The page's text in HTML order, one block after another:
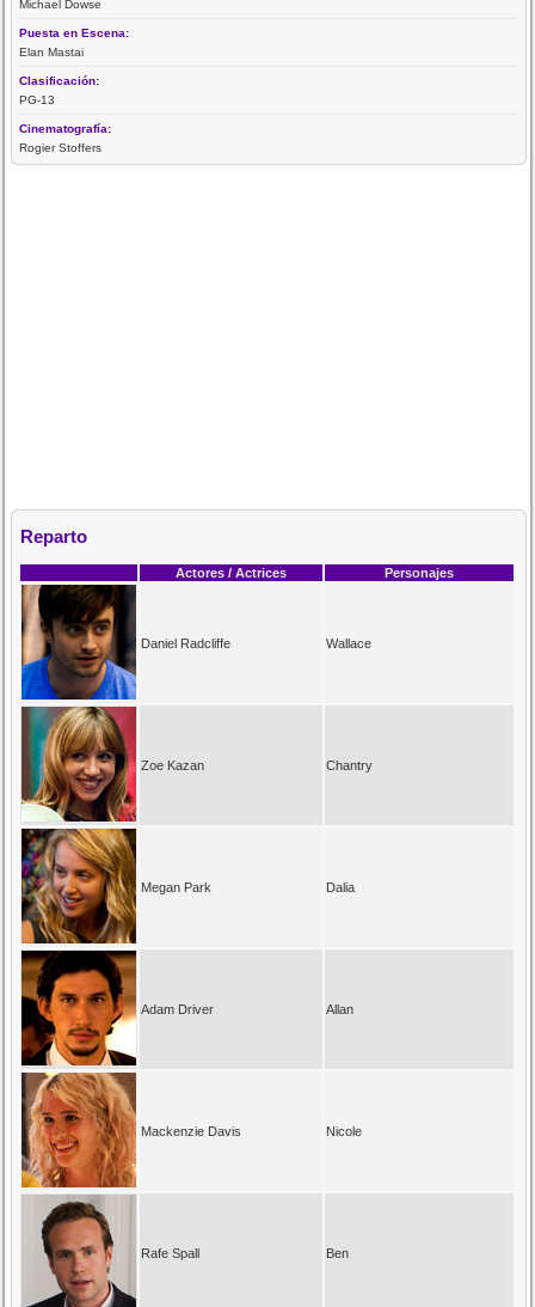
Michael Dowse
Puesta en Escena:
Elan Mastai
Clasificación:
PG-13
Cinematografía:
Rogier Stoffers
Reparto
Actores / Actrices Personajes
Daniel Radcliffe Wallace
Zoe Kazan Chantry
Megan Park Dalia
Adam Driver Allan
Mackenzie Davis Nicole
Rafe Spall Ben